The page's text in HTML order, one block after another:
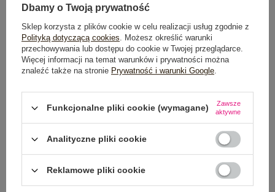
Wysyłka wponiedziałek
100 dni na zwrot
GŁÓWNE PARAMETRY
OPINIE O PRODUKCIE (3)
WYSYŁKA I DOSTAWA
Dbamy o Twoją prywatność
Sklep korzysta z plików cookie w celu realizacji usług zgodnie z
Polityką dotyczącą cookies. Możesz określić warunki
przechowywania lub dostępu do cookie w Twojej przeglądarce.
Więcej informacji na temat warunków i prywatności można
znaleźć także na stronie Prywatność i warunki Google.
Funkcjonalne pliki cookie (wymagane)
Zawsze
aktywne
Analityczne pliki cookie
Reklamowe pliki cookie